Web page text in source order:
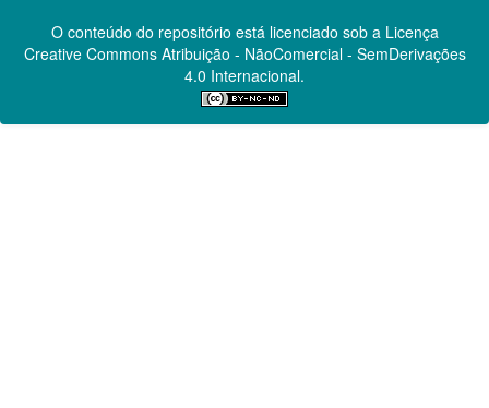
O conteúdo do repositório está licenciado sob a Licença
Creative CommonsAtribuição - NãoComercial - SemDerivações
4.0 Internacional.